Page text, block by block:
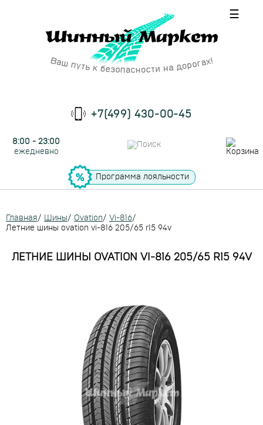
☰
+7(499) 430-00-45
8:00 - 23:00
ежедневно
Программа лояльности
Главная/ Шины/ Ovation/ Vi-816/
Летние шины ovation vi-816 205/65 r15 94v
ЛЕТНИЕ ШИНЫ OVATION VI-816 205/65 R15 94V